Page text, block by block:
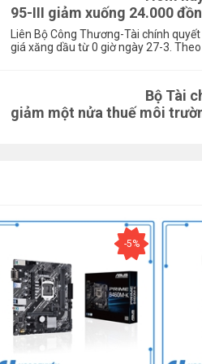
95-III giảm xuống 24.000
Liên Bộ Công Thương-Tài chính
giá xăng dầu từ 0 giờ ngày 27-3. Theo
Bộ Tài
giảm một nửa thuế môi
-5%